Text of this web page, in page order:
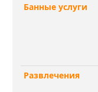
Банные услуги
Развлечения